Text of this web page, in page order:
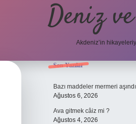
Deniz
Akdeniz’in
Sidebar
Son Yazılar
Bazı maddeler mermeri
Ağustos 6, 2026
Ava gitmek câiz mi ?
Ağustos 4, 2026